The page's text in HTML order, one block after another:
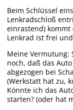
Beim Schlüssel
Lenkradschloß
einrastend) kommt
Lenkrad ist frei
Meine Vermutung:
noch, daß das
abgezogen bei
(Werkstatt hat zu,
Könnte ich das
starten? (oder hat